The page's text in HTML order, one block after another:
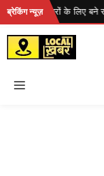
Skip
content
ब्रेकिंग न्यूज़
ताज़ा खबरों के लिए बने रहें...
Menu